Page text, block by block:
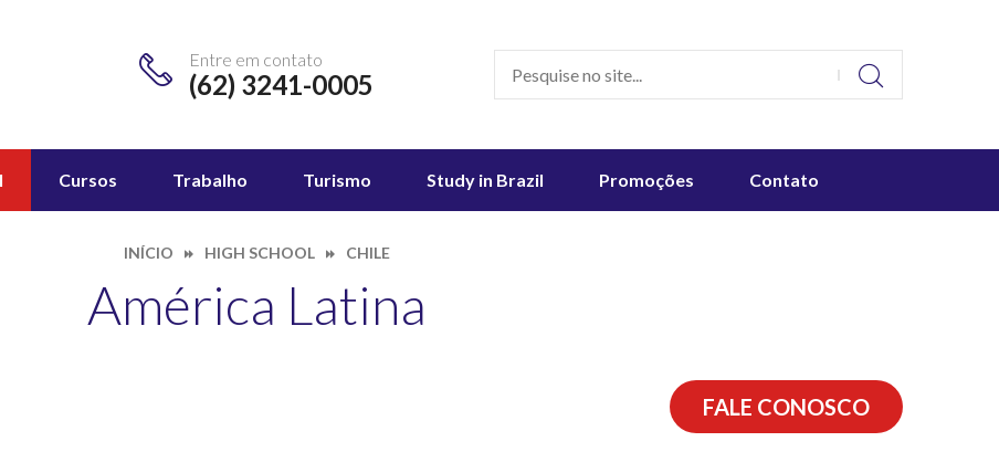
Entre em contato
(62) 3241-0005
Cursos Trabalho Turismo Study in Brazil Promoções Contato
INÍCIO HIGH SCHOOL CHILE
América Latina
FALE CONOSCO